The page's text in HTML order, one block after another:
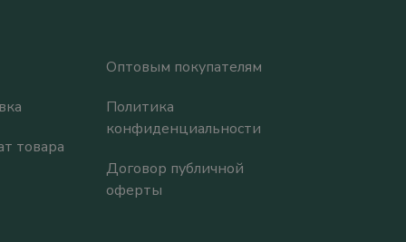
товара
Оптовым покупателям
Политика
конфиденциальности
Договор публичной
оферты